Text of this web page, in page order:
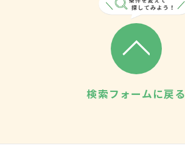
検索フォームに戻る